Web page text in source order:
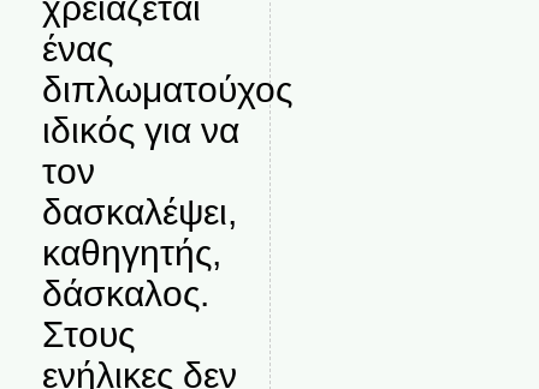
ένας
διπλωματούχος
ιδικός για να
τον
δασκαλέψει,
καθηγητής,
δάσκαλος.
Στους
ενήλικες δεν